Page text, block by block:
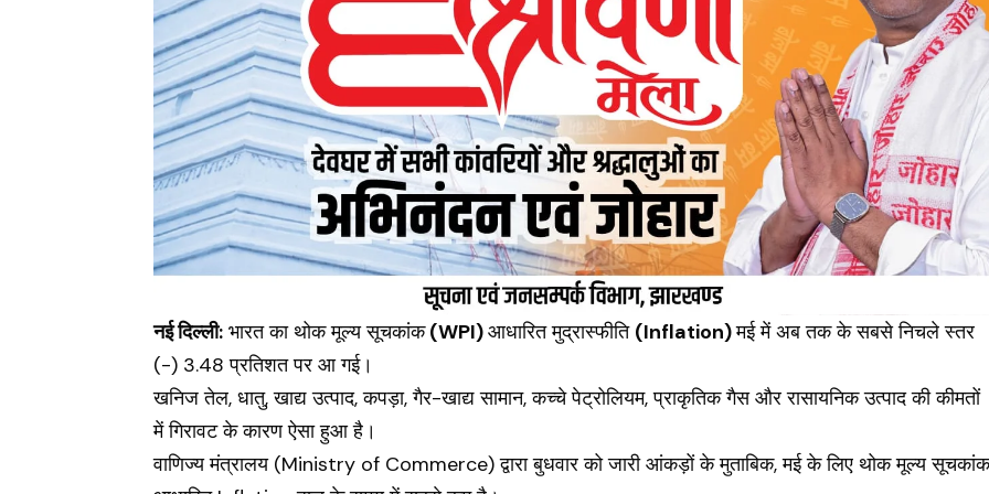
नई दिल्ली: भारत का थोक मूल्य सूचकांक(WPI)आधारित मुद्रास्फीति (Inflation)मई में अब तक के सबसे निचले स्तर
(-) 3.48 प्रतिशत पर आ गई।
खनिज तेल, धातु, खाद्य उत्पाद, कपड़ा, गैर-खाद्य सामान, कच्चे पेट्रोलियम, प्राकृतिक गैस और रासायनिक उत्पाद की कीमतों
में गिरावट के कारण ऐसा हुआ है।
वाणिज्य मंत्रालय (Ministry of Commerce) द्वारा बुधवार को जारी आंकड़ों के मुताबिक, मई के लिए थोक मूल्य